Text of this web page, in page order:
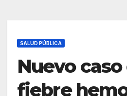
SALUD PÚBLICA
Nuevo caso
fiebre